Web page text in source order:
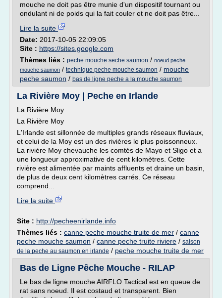
mouche ne doit pas être munie d'un dispositif tournant ou
ondulant ni de poids qui la fait couler et ne doit pas être...
Lire la suite
Date: 2017-10-05 22:09:05
Site : https://sites.google.com
Thèmes liés : peche mouche seche saumon / noeud peche
mouche saumon / technique peche mouche saumon / mouche
peche saumon / bas de ligne peche a la mouche saumon
La Rivière Moy | Peche en Irlande
La Rivière Moy
La Rivière Moy
L'Irlande est sillonnée de multiples grands réseaux fluviaux,
et celui de la Moy est un des rivières le plus poissonneux.
La rivière Moy chevauche les comtés de Mayo et Sligo et a
une longueur approximative de cent kilomètres. Cette
rivière est alimentée par maints affluents et draine un basin,
de plus de deux cent kilomètres carrés. Ce réseau
comprend...
Lire la suite
Site : http://pecheenirlande.info
Thèmes liés : canne peche mouche truite de mer / canne
peche mouche saumon / canne peche truite riviere / saison
de la peche au saumon en irlande / peche mouche truite de mer
Bas de Ligne Pêche Mouche - RILAP
Le bas de ligne mouche AIRFLO Tactical est en queue de
rat sans noeud. Il est costaud et transparent. Bien